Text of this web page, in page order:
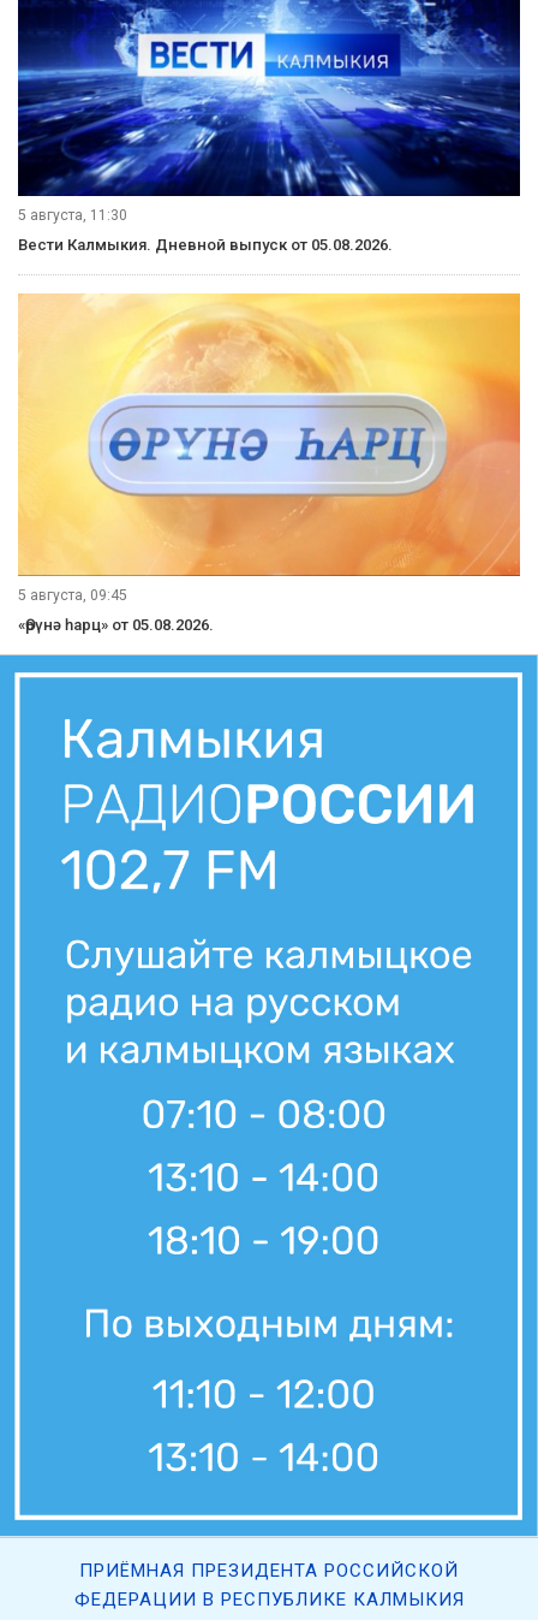
5 августа, 11:30
Вести Калмыкия. Дневной выпуск от 05.08.2026.
5 августа, 09:45
«Өрүнә һарц» от 05.08.2026.
ПРИЁМНАЯ ПРЕЗИДЕНТА РОССИЙСКОЙ
ФЕДЕРАЦИИ В РЕСПУБЛИКЕ КАЛМЫКИЯ